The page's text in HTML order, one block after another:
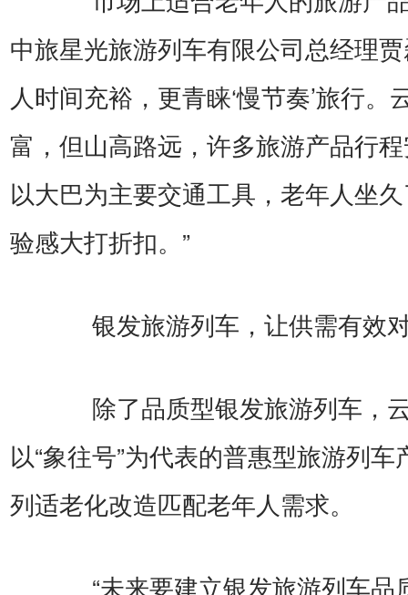
中旅星光旅游列车有限公司总经理
人时间充裕，更青睐‘慢节奏’旅行。
富，但山高路远，许多旅游产品行
以大巴为主要交通工具，老年人坐
验感大打折扣。”
银发旅游列车，让供需有效
除了品质型银发旅游列车，
以“象往号”为代表的普惠型旅游列
列适老化改造匹配老年人需求。
“未来要建立银发旅游列车品